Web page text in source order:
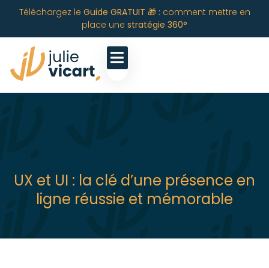
Téléchargez le Guide GRATUIT 🎁 : comment mettre en
place une stratégie 360°
UX et UI : la clé d’une présence en
ligne réussie et mémorable